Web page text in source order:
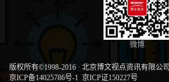
微博
版权所有©1998-2016 · 北京博文视点资讯有限公司
京ICP备14025786号-1 京ICP证150227号